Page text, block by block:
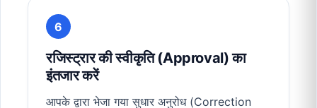
6
रजिस्ट्रार की स्वीकृति (Approval) का
इंतजार करें
आपके द्वारा भेजा गया सुधार अनुरोध (Correction